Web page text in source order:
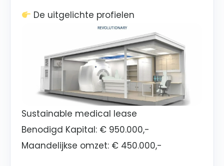
De uitgelichte profielen
Sustainable medical lease
Benodigd Kapital: € 950.000,-
Maandelijkse omzet: € 450.000,-